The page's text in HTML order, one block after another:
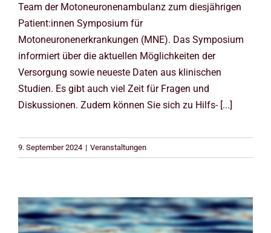
Team der Motoneuronenambulanz zum diesjährigen
Patient:innen Symposium für
Motoneuronenerkrankungen (MNE). Das Symposium
informiert über die aktuellen Möglichkeiten der
Versorgung sowie neueste Daten aus klinischen
Studien. Es gibt auch viel Zeit für Fragen und
Diskussionen. Zudem können Sie sich zu Hilfs- [...]
9. September 2024 | Veranstaltungen